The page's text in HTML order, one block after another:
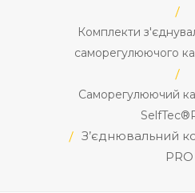
Комплекти
саморегулюючого
Саморегулюючий
З’єднювальний
PRO